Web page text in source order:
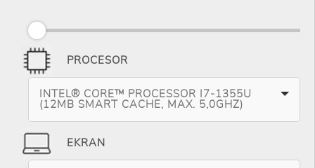
PROCESOR
INTEL® CORE™ PROCESSOR I7-1355U
(12MB SMART CACHE, MAX. 5,0GHZ)
EKRAN